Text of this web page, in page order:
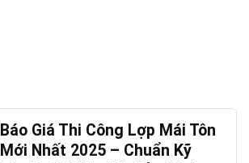
Báo Giá Thi Công Lợp Mái Tôn
Mới Nhất 2025 – Chuẩn Kỹ